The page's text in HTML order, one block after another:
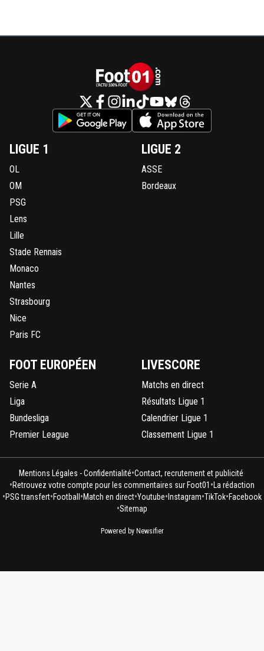
LIGUE 1
OL
OM
PSG
Lens
Lille
Stade Rennais
Monaco
Nantes
Strasbourg
Nice
Paris FC
LIGUE 2
ASSE
Bordeaux
FOOT EUROPÉEN
Serie A
Liga
Bundesliga
Premier League
LIVESCORE
Matchs en direct
Résultats Ligue 1
Calendrier Ligue 1
Classement Ligue 1
Mentions Légales - Confidentialité•Contact, recrutement et publicité
•Retrouvez votre compte pour les commentaires sur Foot01 • La rédaction
•PSG transfert•Football •Match en direct•Youtube• Instagram•TikTok•Facebook
•Sitemap
Powered by Newsifier